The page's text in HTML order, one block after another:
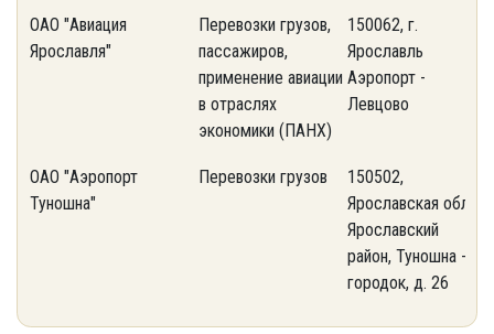
ОАО "Авиация
Ярославля"
Перевозки грузов,
пассажиров,
применение авиации
в отраслях
экономики (ПАНХ)
150062, г.
Ярославль
Аэропорт -
Левцово
ОАО "Аэропорт
Туношна"
Перевозки грузов
150502,
Ярославская обл.,
Ярославский
район, Туношна -
городок, д. 26